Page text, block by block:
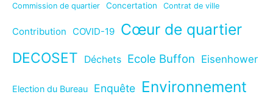
Commission de quartier Concertation Contrat de ville
Contribution COVID-19 Cœur de quartier
DECOSET Déchets Ecole Buffon Eisenhower
Election du Bureau Enquête Environnement